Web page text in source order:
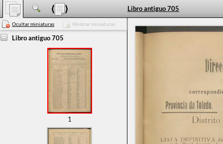
Libro antiguo 705
Ocultar miniaturas Mostrar miniaturas
Libro antiguo 705
1